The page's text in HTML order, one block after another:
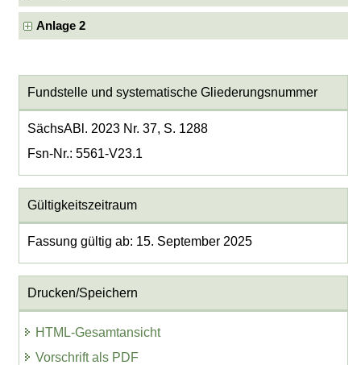
Anlage 2
Fundstelle und systematische Gliederungsnummer
SächsABl. 2023 Nr. 37, S. 1288
Fsn-Nr.: 5561-V23.1
Gültigkeitszeitraum
Fassung gültig ab: 15. September 2025
Drucken/Speichern
HTML-Gesamtansicht
Vorschrift als PDF